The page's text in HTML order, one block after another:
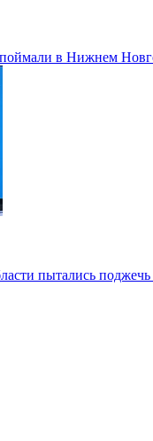
поймали в Нижнем
пытались